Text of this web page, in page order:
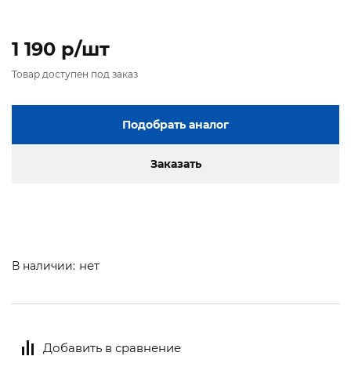
1 190 p/шт
Товар доступен под заказ
Подобрать аналог
Заказать
В наличии: нет
Добавить в сравнение